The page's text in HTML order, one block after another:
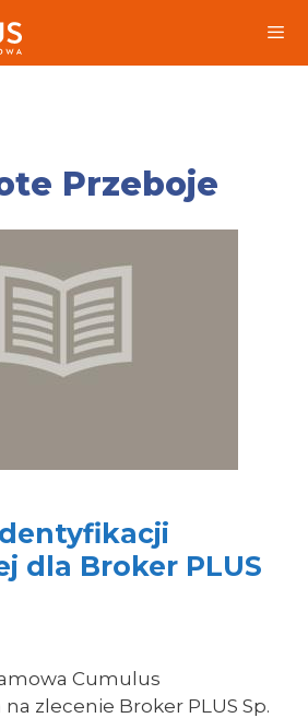
Przeboje
dla Broker PLUS
Cumulus
zlecenie Broker PLUS Sp.